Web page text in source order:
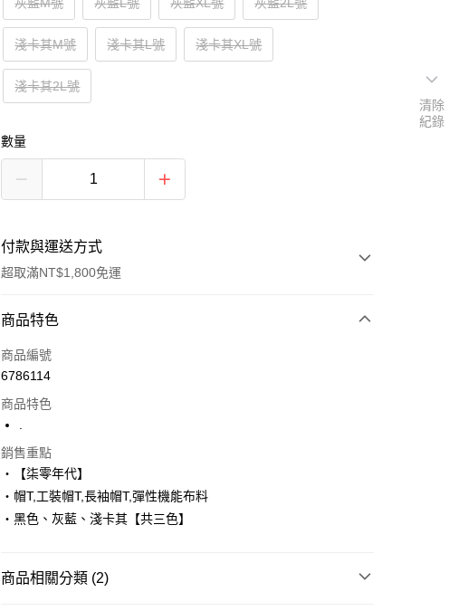
淺卡其M號 淺卡其L號 淺卡其XL號
淺卡其2L號
數量
付款與運送方式
超取滿NT$1,800免運
付款方式
信用卡一次付款
Apple Pay
悠遊付
AFTEE先享後付
商品特色
商品編號
6786114
商品特色
銷售重點
‧【柒零年代】
‧帽T,工裝帽T,長袖帽T,彈性機能布料
‧黑色、灰藍、淺卡其【共三色】
商品相關分類 (2)
清除
紀錄